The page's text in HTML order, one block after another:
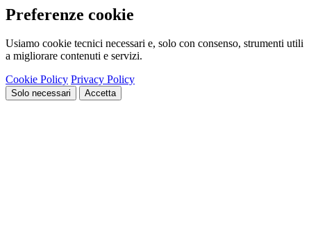
Preferenze cookie
Usiamo cookie tecnici necessari e, solo con consenso, strumenti utili
a migliorare contenuti e servizi.
Cookie Policy Privacy Policy
Solo necessari Accetta